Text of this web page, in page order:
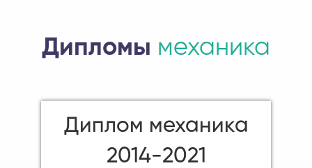
Дипломы механика
Диплом механика
2014-2021